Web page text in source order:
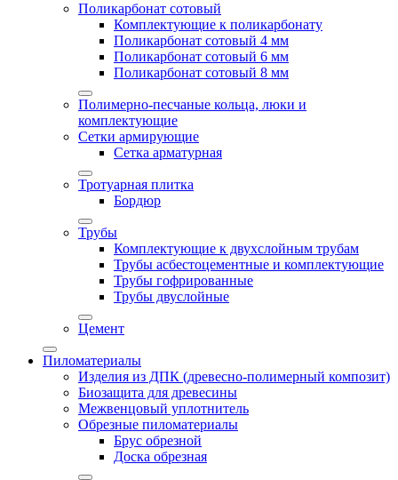
Поликарбонат сотовый
Комплектующие к поликарбонату
Поликарбонат сотовый 4 мм
Поликарбонат сотовый 6 мм
Поликарбонат сотовый 8 мм
Полимерно-песчаные кольца, люки и
комплектующие
Сетки армирующие
Сетка арматурная
Тротуарная плитка
Бордюр
Трубы
Комплектующие к двухслойным трубам
Трубы асбестоцементные и комплектующие
Трубы гофрированные
Трубы двуслойные
Цемент
Пиломатериалы
Изделия из ДПК (древесно-полимерный композит)
Биозащита для древесины
Межвенцовый уплотнитель
Обрезные пиломатериалы
Брус обрезной
Доска обрезная